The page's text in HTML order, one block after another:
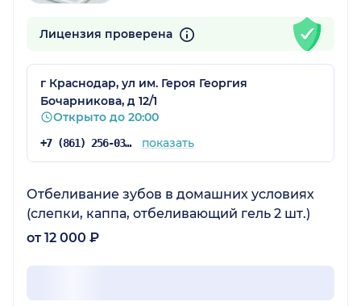
Лицензия проверена
г Краснодар, ул им. Героя Георгия
Бочарникова, д 12/1
Открыто до 20:00
+7 (861) 256-03-42 показать
Отбеливание зубов в домашних условиях
(слепки, каппа, отбеливающий гель 2 шт.)
от 12 000 ₽